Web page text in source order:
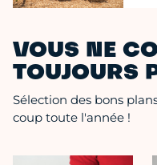
VOUS NE
TOUJOURS
Sélection des bons
coup toute l'année !